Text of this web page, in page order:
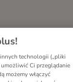
technologii („pliki
Ci przeglądanie
możemy włączyć